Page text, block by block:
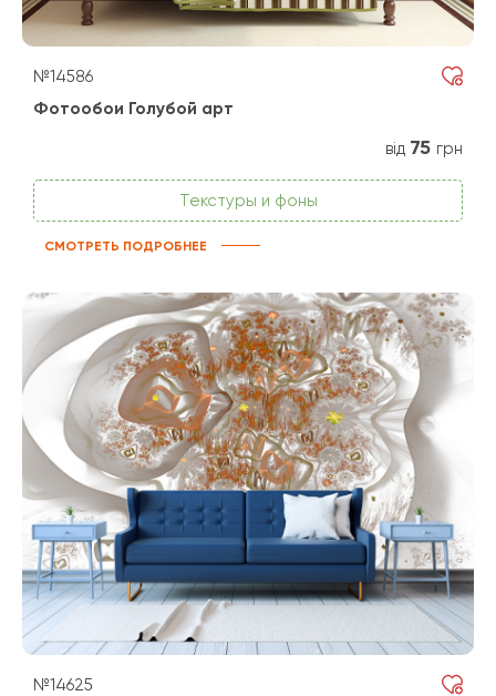
№14586
Фотообои Голубой арт
від 75 грн
Текстуры и фоны
СМОТРЕТЬ ПОДРОБНЕЕ
№14625